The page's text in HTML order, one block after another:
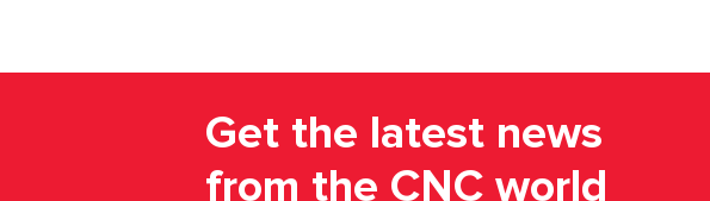
Get the latest news
from the CNC world